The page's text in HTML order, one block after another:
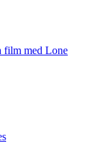
film med Lone